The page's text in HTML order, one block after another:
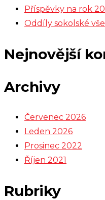
Příspěvky na rok
Oddíly sokolské
Nejnovější
Archivy
Červenec 2026
Leden 2026
Prosinec 2022
Říjen 2021
Rubriky